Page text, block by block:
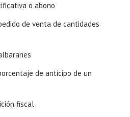
o abono
de venta de cantidades
de anticipo de un
fiscal